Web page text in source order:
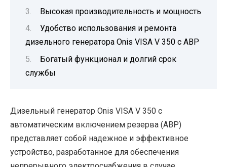
Высокая производительность и мощность
Удобство использования и ремонта
дизельного генератора Onis VISA V 350 с АВР
Богатый функционал и долгий срок
службы
Дизельный генератор Onis VISA V 350 с
автоматическим включением резерва (АВР)
представляет собой надежное и эффективное
устройство, разработанное для обеспечения